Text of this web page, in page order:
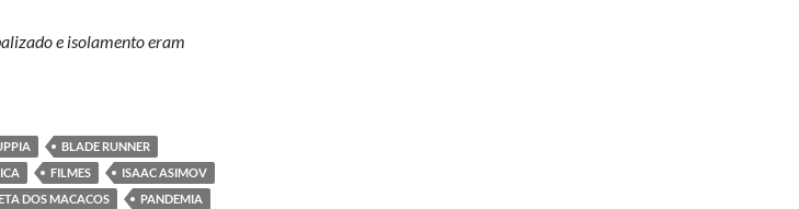
e isolamento eram
é roteiro de ficção científica encenado na vida real
BLADE RUNNER
FILMES
ISAAC ASIMOV
DOS MACACOS PANDEMIA